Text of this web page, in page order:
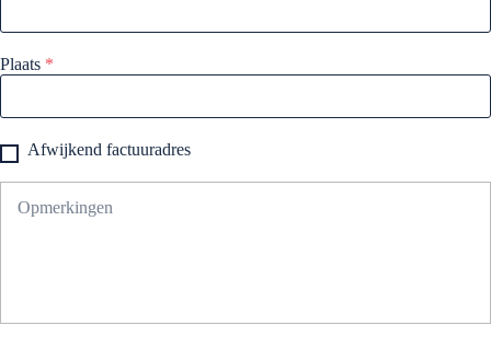
Plaats *
Afwijkend factuuradres